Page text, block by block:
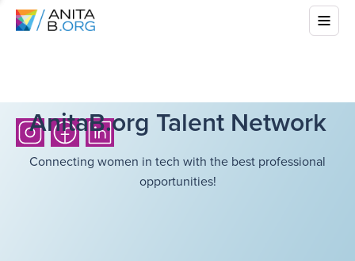
AnitaB.org Talent Network
Connecting women in tech with the best professional
opportunities!